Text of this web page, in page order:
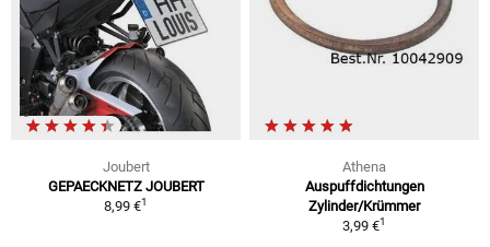
Joubert
GEPAECKNETZ JOUBERT
8,99 €1
Athena
Auspuffdichtungen
Zylinder/Krümmer
3,99 €1